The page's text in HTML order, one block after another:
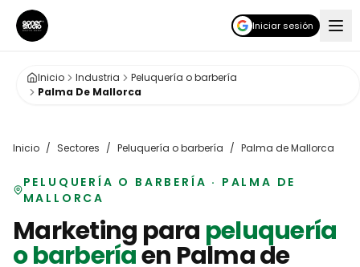
Iniciar sesión
Inicio Industria
Peluquería o barbería
Palma De Mallorca
Inicio / Sectores / Peluquería o barbería / Palma de Mallorca
PELUQUERÍA O BARBERÍA · PALMA DE
MALLORCA
Marketing para peluquería
o barberíaen Palma de